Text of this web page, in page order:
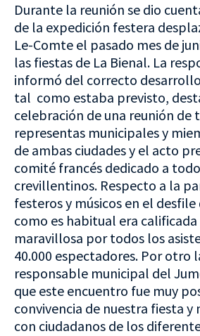
Durante la reunión se dio
de la expedición festera
Le-Comte el pasado mes de
las fiestas de La Bienal. La
informó del correcto
tal como estaba previsto,
celebración de una reunión de
representas municipales y
de ambas ciudades y el acto
comité francés dedicado a
crevillentinos. Respecto a la
festeros y músicos en el desfile
como es habitual era
maravillosa por todos los
40.000 espectadores. Por otro
responsable municipal del
que este encuentro fue muy
convivencia de nuestra fiesta y
con ciudadanos de los